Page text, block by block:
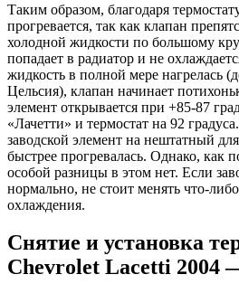
Таким образом, благодаря
прогревается, так как клапан
холодной жидкости по большому
попадает в радиатор и не
жидкость в полной мере нагрелась
Цельсия), клапан начинает
элемент открывается при +85-87
«Лачетти» и термостат на 92
заводской элемент на нештатный
быстрее прогревалась. Однако, как
особой разницы в этом нет. Если
нормально, не стоит менять что-
охлаждения.
Снятие и установка
Chevrolet Lacetti 2004